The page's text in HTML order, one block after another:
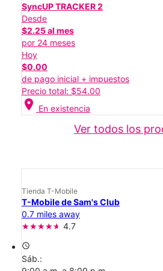
SyncUP TRACKER 2
Desde
$2.25 al mes
por 24 meses
Hoy
$0.00
de pago inicial + impuestos
Precio total: $54.00
location_on En existencia
Ver todos los
Tienda T-Mobile
T-Mobile de Sam's Club
0.7 miles away
4.7
access_time
Sáb.: